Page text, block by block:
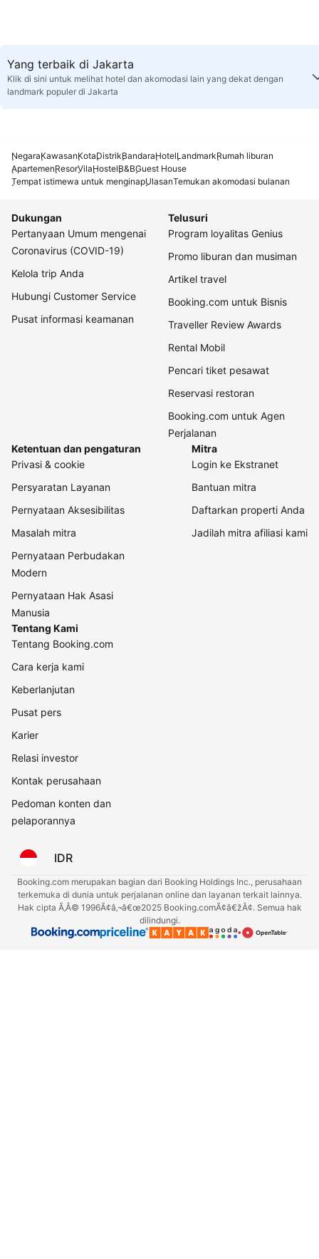
Yang terbaik di Jakarta
Klik di sini untuk melihat hotel dan akomodasi lain yang dekat dengan
landmark populer di Jakarta
NegaraKawasanKotaDistrikBandaraHotelLandmarkRumah liburan
ApartemenResorVilaHostelB&BGuest House
Tempat istimewa untuk menginapUlasanTemukan akomodasi bulanan
Dukungan
Pertanyaan Umum mengenai
Coronavirus (COVID-19)
Kelola trip Anda
Hubungi Customer Service
Pusat informasi keamanan
Telusuri
Program loyalitas Genius
Promo liburan dan musiman
Artikel travel
Booking.com untuk Bisnis
Traveller Review Awards
Rental Mobil
Pencari tiket pesawat
Reservasi restoran
Booking.com untuk Agen
Perjalanan
Ketentuan dan pengaturan
Privasi & cookie
Persyaratan Layanan
Pernyataan Aksesibilitas
Masalah mitra
Pernyataan Perbudakan
Modern
Pernyataan Hak Asasi
Manusia
Mitra
Login ke Ekstranet
Bantuan mitra
Daftarkan properti Anda
Jadilah mitra afiliasi kami
Tentang Kami
Tentang Booking.com
Cara kerja kami
Keberlanjutan
Pusat pers
Karier
Relasi investor
Kontak perusahaan
Pedoman konten dan
pelaporannya
IDR
Booking.com merupakan bagian dari Booking Holdings Inc., perusahaan
terkemuka di dunia untuk perjalanan online dan layanan terkait lainnya.
Hak cipta Ã‚Â© 1996Ã¢â‚¬â€œ2025 Booking.comÃ¢â€žÂ¢. Semua hak
dilindungi.